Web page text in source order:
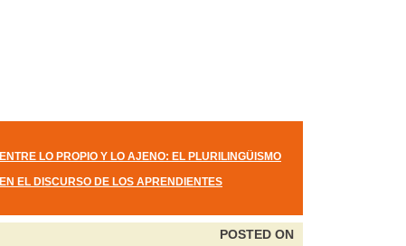
ENTRE LO PROPIO Y LO AJENO: EL PLURILINGÜISMO
EN EL DISCURSO DE LOS APRENDIENTES
POSTED ON